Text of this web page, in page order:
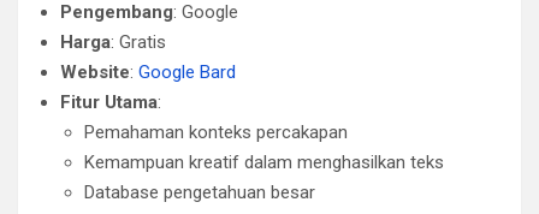
Pengembang: Google
Harga: Gratis
Website: Google Bard
Fitur Utama:
Pemahaman konteks percakapan
Kemampuan kreatif dalam menghasilkan teks
Database pengetahuan besar